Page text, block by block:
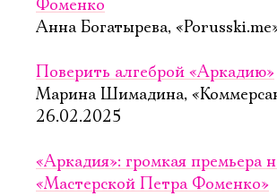
Фоменко
Анна Богатырева,
Поверить алгеброй «Аркадию»
Марина Шимадина,
26.02.2025
«Аркадия»: громкая премьера
«Мастерской Петра Фоменко»